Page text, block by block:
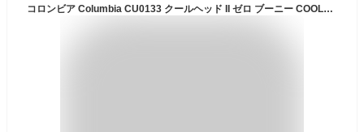
コロンビア Columbia CU0133 クールヘッド II ゼロ ブーニー COOLHEAD II ZERO BOONEY ハット メッシュ オムニシェイド UPF50 オムニウィック オムニフリーズゼロ アウトドア キャンプ メンズ レディース UVカット 冷却効果 吸湿 速乾 帽子 4カラー 国内正規 2022SS